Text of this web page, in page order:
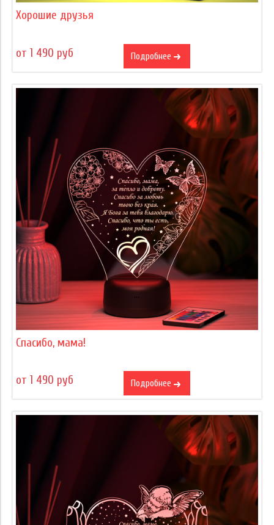
Хорошие друзья
от 1 490 руб Подробнее
Спасибо, мама!
от 1 490 руб Подробнее